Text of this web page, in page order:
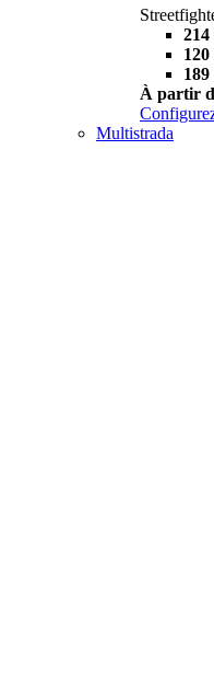
À partir
Multistrada